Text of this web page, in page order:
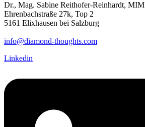
Dr., Mag. Sabine Reithofer-Reinhardt, MIM
Ehrenbachstraße 27k, Top 2
5161 Elixhausen bei Salzburg
info@diamond-thoughts.com
Linkedin